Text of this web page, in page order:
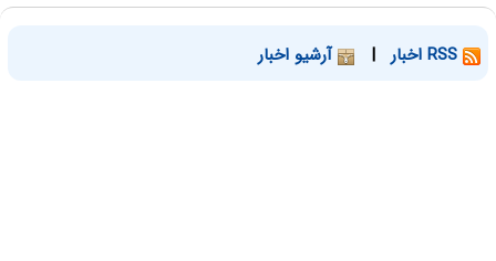
| آرشیو اخبار